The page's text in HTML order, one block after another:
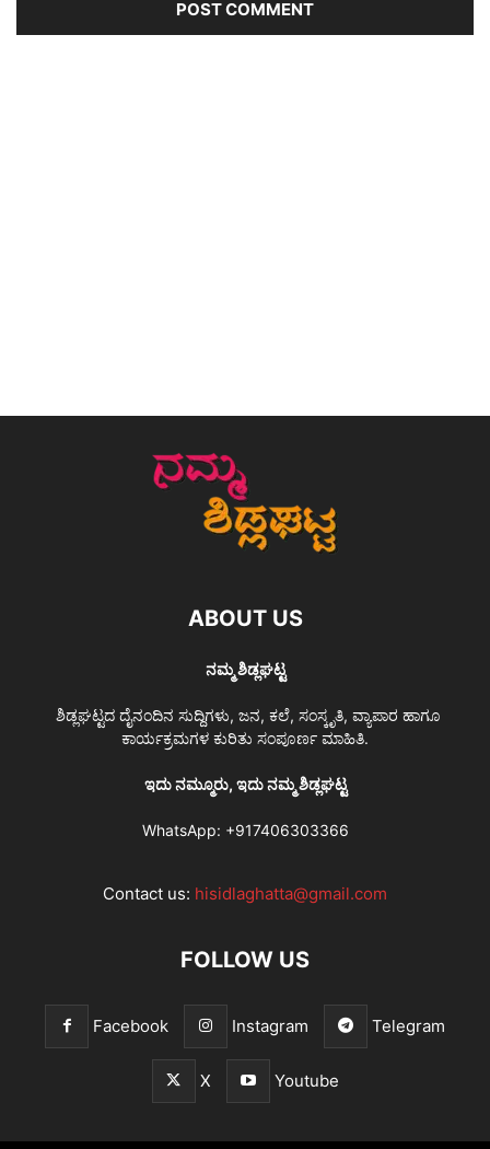
ABOUT US
ನಮ್ಮ ಶಿಡ್ಲಘಟ್ಟ
ಶಿಡ್ಲಘಟ್ಟದ ದೈನಂದಿನ ಸುದ್ದಿಗಳು, ಜನ, ಕಲೆ, ಸಂಸ್ಕೃತಿ, ವ್ಯಾಪಾರ ಹಾಗೂ
ಕಾರ್ಯಕ್ರಮಗಳ ಕುರಿತು ಸಂಪೂರ್ಣ ಮಾಹಿತಿ.
ಇದು ನಮ್ಮೂರು, ಇದು ನಮ್ಮ ಶಿಡ್ಲಘಟ್ಟ
WhatsApp: +917406303366
Contact us: hisidlaghatta@gmail.com
FOLLOW US
Facebook Instagram Telegram
X Youtube